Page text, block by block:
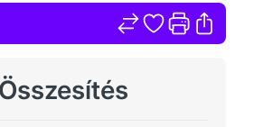
Összesítés